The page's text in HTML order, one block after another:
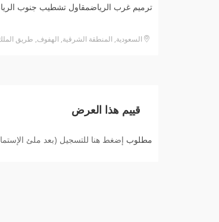
ترميم غرب الرياضمقاول تشطيب جنوب
السعودية, المنطقة الشرقية, الهفوف‎, طريق الملك عبدالله
قييم هذا العرض
مطلوب إضغط هنا للتسجيل (بعد ملئ